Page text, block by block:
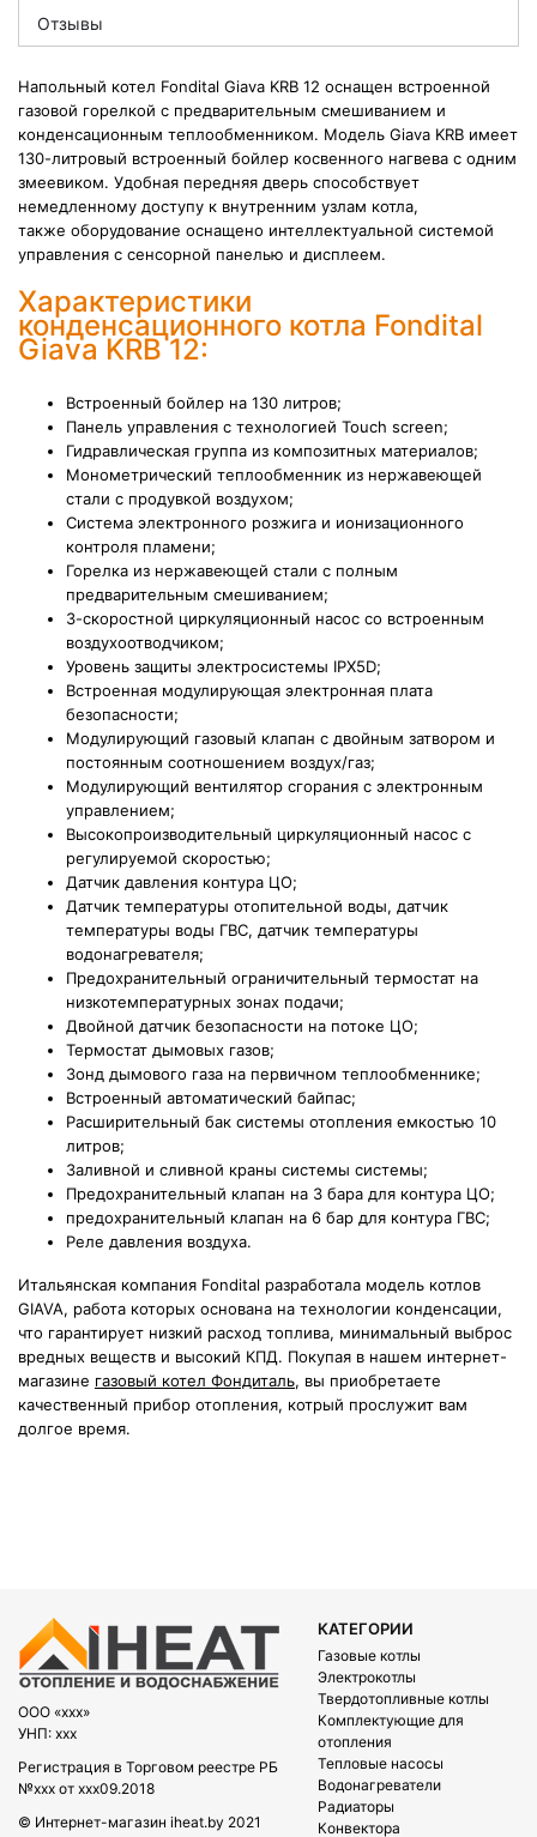
Отзывы
Напольный котел Fondital Giava KRB 12 оснащен встроенной
газовой горелкой с предварительным смешиванием и
конденсационным теплообменником. Модель Giava KRB имеет
130-литровый встроенный бойлер косвенного нагвева с одним
змеевиком. Удобная передняя дверь способствует
немедленному доступу к внутренним узлам котла,
также оборудование оснащено интеллектуальной системой
управления с сенсорной панелью и дисплеем.
Характеристики
конденсационного котла Fondital
Giava KRB 12:
Встроенный бойлер на 130 литров;
Панель управления с технологией Touch screen;
Гидравлическая группа из композитных материалов;
Монометрический теплообменник из нержавеющей
стали с продувкой воздухом;
Система электронного розжига и ионизационного
контроля пламени;
Горелка из нержавеющей стали с полным
предварительным смешиванием;
3-скоростной циркуляционный насос со встроенным
воздухоотводчиком;
Уровень защиты электросистемы IPХ5D;
Встроенная модулирующая электронная плата
безопасности;
Модулирующий газовый клапан с двойным затвором и
постоянным соотношением воздух/газ;
Модулирующий вентилятор сгорания с электронным
управлением;
Высокопроизводительный циркуляционный насос с
регулируемой скоростью;
Датчик давления контура ЦО;
Датчик температуры отопительной воды, датчик
температуры воды ГВС, датчик температуры
водонагревателя;
Предохранительный ограничительный термостат на
низкотемпературных зонах подачи;
Двойной датчик безопасности на потоке ЦО;
Термостат дымовых газов;
Зонд дымового газа на первичном теплообменнике;
Встроенный автоматический байпас;
Расширительный бак системы отопления емкостью 10
литров;
Заливной и сливной краны системы системы;
Предохранительный клапан на 3 бара для контура ЦО;
предохранительный клапан на 6 бар для контура ГВС;
Реле давления воздуха.
Итальянская компания Fondital разработала модель котлов
GIAVA, работа которых основана на технологии конденсации,
что гарантирует низкий расход топлива, минимальный выброс
вредных веществ и высокий КПД. Покупая в нашем интернет-
магазине газовый котел Фондиталь, вы приобретаете
качественный прибор отопления, котрый прослужит вам
долгое время.
OOO «xxx»
УНП: xxx
Регистрация в Торговом реестре РБ
№xxx от xxx09.2018
© Интернет-магазин iheat.by 2021
КАТЕГОРИИ
Газовые котлы
Электрокотлы
Твердотопливные котлы
Комплектующие для
отопления
Тепловые насосы
Водонагреватели
Радиаторы
Конвектора